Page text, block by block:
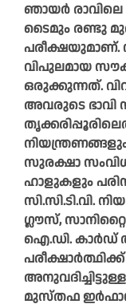
ഞായർ രാവിലെ
ടൈമും രണ്ടു
വിപുലമായ
ഒരുക്കുന്നത്.
അവരുടെ ഭാവി
സുരക്ഷാ
ഹാളുകളും
സി.സി.ടി.വി.
ഗ്ലൗസ്,
ഐ.ഡി. കാർഡ്
മുസ്തഫ